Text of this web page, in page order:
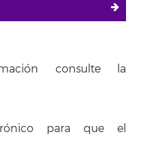
consulte la
para que el